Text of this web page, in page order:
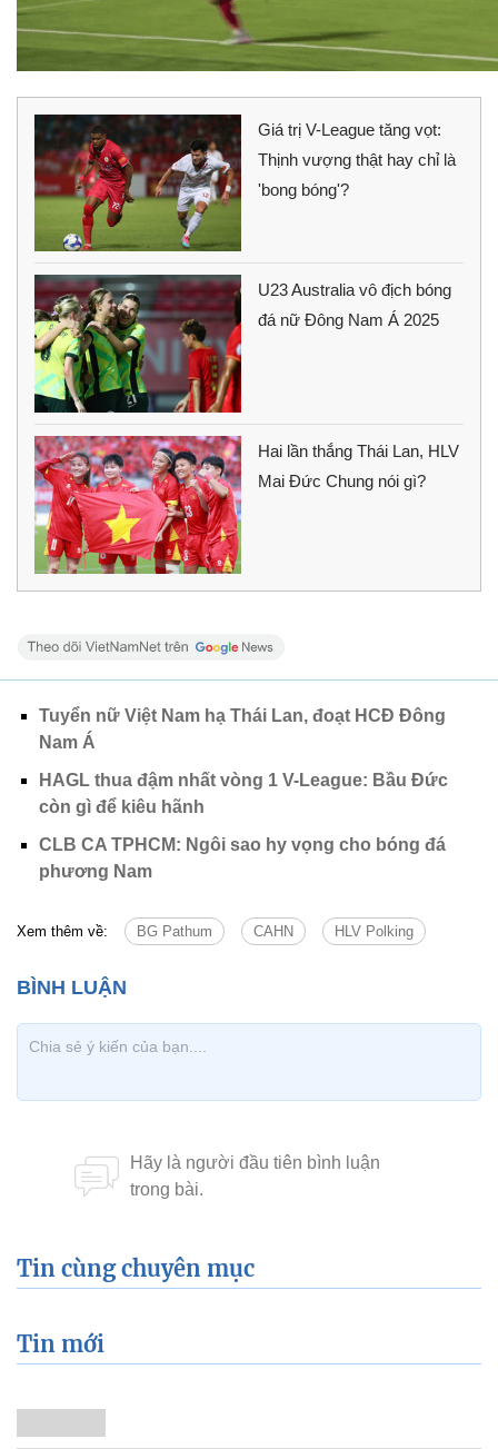
Giá trị V-League tăng vọt:
Thịnh vượng thật hay chỉ là
'bong bóng'?
U23 Australia vô địch bóng
đá nữ Đông Nam Á 2025
Hai lần thắng Thái Lan, HLV
Mai Đức Chung nói gì?
Tuyển nữ Việt Nam hạ Thái Lan, đoạt HCĐ Đông
Nam Á
HAGL thua đậm nhất vòng 1 V-League: Bầu Đức
còn gì để kiêu hãnh
CLB CA TPHCM: Ngôi sao hy vọng cho bóng đá
phương Nam
Xem thêm về: BG Pathum CAHN HLV Polking
Tin cùng chuyên mục
Tin mới